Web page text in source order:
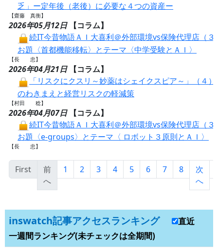
乏」ー定年後（老後）に必要な４つの資産ー
【齋藤 真衡】
2026年05月12日
【コラム】
続IT今昔物語ＡＩ大喜利＠外部環境vs保険代理店（３
お題〈首都機能移転〉とテーマ〈中学受験とＡＩ〉
【長 忠】
2026年04月21日
【コラム】
「リスクにクスリ～妙薬はシェイクスピア～」（４
のわきまえと経営リスクの軽減策
【村田 稔】
2026年04月07日
【コラム】
続IT今昔物語ＡＩ大喜利＠外部環境vs保険代理店（３
お題〈e-groups〉とテーマ〈 ロボット３原則とＡＩ〉
【長 忠】
First
前
へ
1 2 3 4 5 6 7 8
次
へ
inswatch記事アクセスランキング
直近
一週間ランキング(未チェックは全期間)